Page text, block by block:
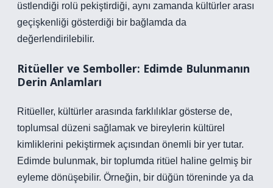
üstlendiği rolü pekiştirdiği, aynı zamanda kültürler arası
geçişkenliği gösterdiği bir bağlamda da
değerlendirilebilir.
Ritüeller ve Semboller: Edimde Bulunmanın
Derin Anlamları
Ritüeller, kültürler arasında farklılıklar gösterse de,
toplumsal düzeni sağlamak ve bireylerin kültürel
kimliklerini pekiştirmek açısından önemli bir yer tutar.
Edimde bulunmak, bir toplumda ritüel haline gelmiş bir
eyleme dönüşebilir. Örneğin, bir düğün töreninde ya da